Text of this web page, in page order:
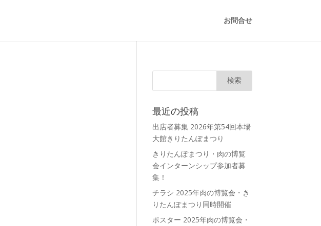
お問合せ
最近の投稿
出店者募集 2026年第54回本場
大館きりたんぽまつり
きりたんぽまつり・肉の博覧
会インターンシップ参加者募
集！
チラシ 2025年肉の博覧会・き
りたんぽまつり同時開催
ポスター 2025年肉の博覧会・